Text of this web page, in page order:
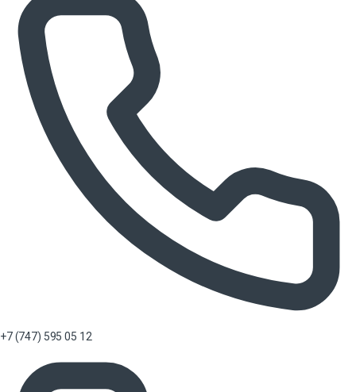
+7 (747) 595 05 12